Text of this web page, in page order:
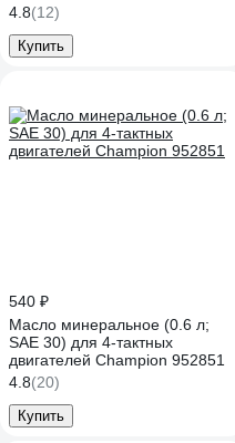
4.8(12)
Купить
540 ₽
Масло минеральное (0.6 л;
SAE 30) для 4-тактных
двигателей Champion 952851
4.8(20)
Купить